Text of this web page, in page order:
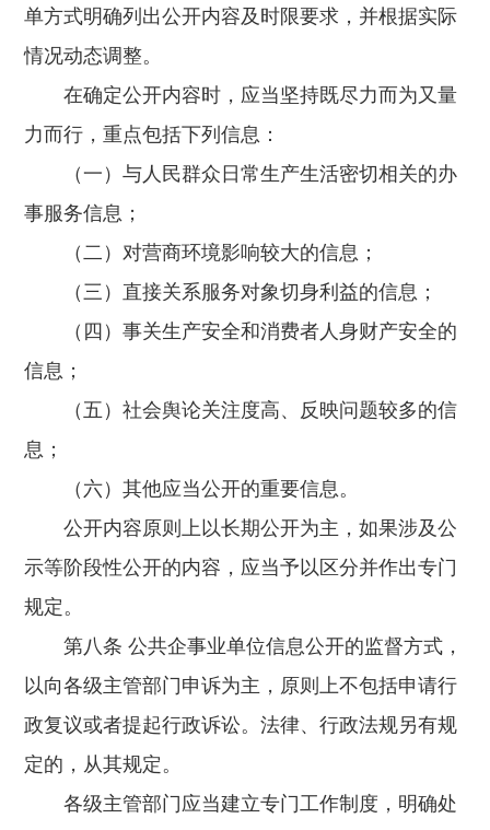
单方式明确列出公开内容及时限要求，并根据实际
情况动态调整。
在确定公开内容时，应当坚持既尽力而为又量
力而行，重点包括下列信息：
（一）与人民群众日常生产生活密切相关的办
事服务信息；
（二）对营商环境影响较大的信息；
（三）直接关系服务对象切身利益的信息；
（四）事关生产安全和消费者人身财产安全的
信息；
（五）社会舆论关注度高、反映问题较多的信
息；
（六）其他应当公开的重要信息。
公开内容原则上以长期公开为主，如果涉及公
示等阶段性公开的内容，应当予以区分并作出专门
规定。
第八条 公共企事业单位信息公开的监督方式，
以向各级主管部门申诉为主，原则上不包括申请行
政复议或者提起行政诉讼。法律、行政法规另有规
定的，从其规定。
各级主管部门应当建立专门工作制度，明确处